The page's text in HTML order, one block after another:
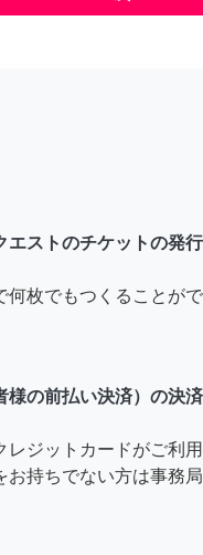
エストのチケットの発
何枚でもつくることがで
様の前払い決済）の決
レジットカードがご利
お持ちでない方は事務